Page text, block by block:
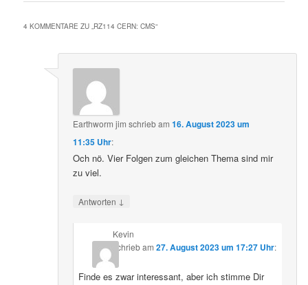
4 KOMMENTARE ZU „ RZ114 CERN: CMS“
Earthworm jim schriebam16. August 2023 um
11:35 Uhr:
Och nö. Vier Folgen zum gleichen Thema sind mir
zu viel.
Antworten ↓
Kevin
schriebam 27. August 2023 um 17:27 Uhr:
Finde es zwar interessant, aber ich stimme Dir